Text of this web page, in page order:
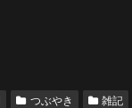
つぶやき 雑記